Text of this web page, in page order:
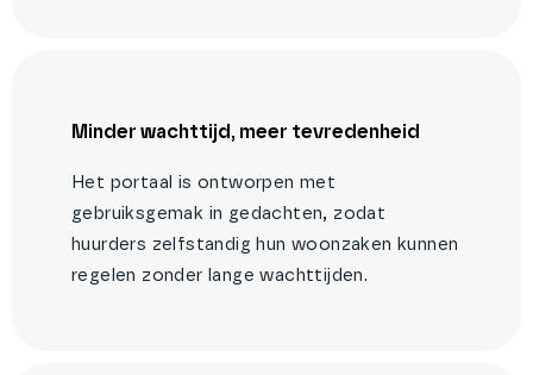
Minder wachttijd, meer tevredenheid
Het portaal is ontworpen met
gebruiksgemak in gedachten, zodat
huurders zelfstandig hun woonzaken kunnen
regelen zonder lange wachttijden.